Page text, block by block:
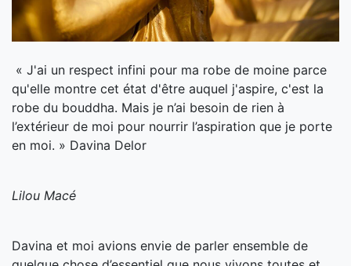
« J'ai un respect infini pour ma robe de moine parce
qu'elle montre cet état d'être auquel j'aspire, c'est la
robe du bouddha. Mais je n’ai besoin de rien à
l’extérieur de moi pour nourrir l’aspiration que je porte
en moi. » Davina Delor
Lilou Macé
Davina et moi avions envie de parler ensemble de